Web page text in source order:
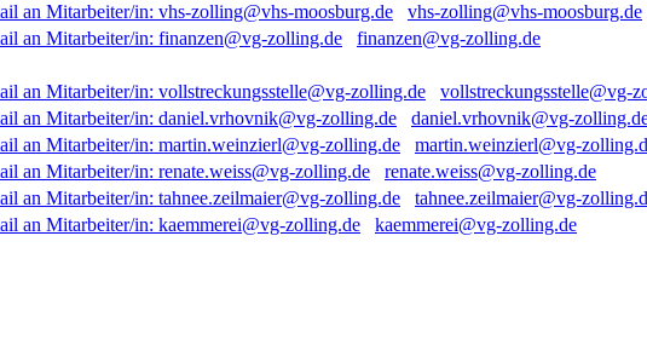
vhs-zolling@vhs-moosburg.de
finanzen@vg-zolling.de
vollstreckungsstelle@vg-
daniel.vrhovnik@vg-
martin.weinzierl@vg-
renate.weiss@vg-zolling.de
tahnee.zeilmaier@vg-
kaemmerei@vg-zolling.de